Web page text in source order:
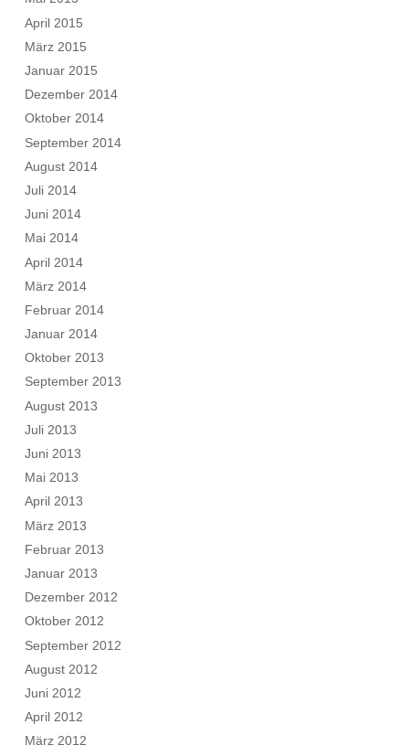
April 2015
März 2015
Januar 2015
Dezember 2014
Oktober 2014
September 2014
August 2014
Juli 2014
Juni 2014
Mai 2014
April 2014
März 2014
Februar 2014
Januar 2014
Oktober 2013
September 2013
August 2013
Juli 2013
Juni 2013
Mai 2013
April 2013
März 2013
Februar 2013
Januar 2013
Dezember 2012
Oktober 2012
September 2012
August 2012
Juni 2012
April 2012
März 2012